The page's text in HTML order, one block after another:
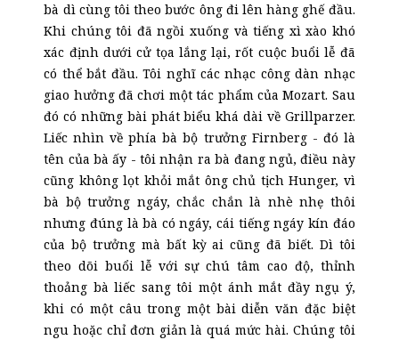
bà dì cùng tôi theo bước ông đi lên hàng ghế đầu.
Khi chúng tôi đã ngồi xuống và tiếng xì xào khó
xác định dưới cử tọa lắng lại, rốt cuộc buổi lễ đã
có thể bắt đầu. Tôi nghĩ các nhạc công dàn nhạc
giao hưởng đã chơi một tác phẩm của Mozart. Sau
đó có những bài phát biểu khá dài về Grillparzer.
Liếc nhìn về phía bà bộ trưởng Firnberg - đó là
tên của bà ấy - tôi nhận ra bà đang ngủ, điều này
cũng không lọt khỏi mắt ông chủ tịch Hunger, vì
bà bộ trưởng ngáy, chắc chắn là nhè nhẹ thôi
nhưng đúng là bà có ngáy, cái tiếng ngáy kín đáo
của bộ trưởng mà bất kỳ ai cũng đã biết. Dì tôi
theo dõi buổi lễ với sự chú tâm cao độ, thỉnh
thoảng bà liếc sang tôi một ánh mắt đầy ngụ ý,
khi có một câu trong một bài diễn văn đặc biệt
ngu hoặc chỉ đơn giản là quá mức hài. Chúng tôi